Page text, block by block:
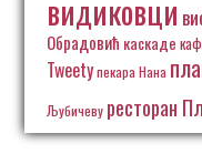
видиковци
Обрадовић каскаде
Tweetyпекара Нана
Љубичеву ресторан